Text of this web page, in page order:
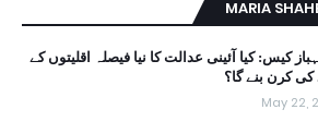
MARIA
کیس: کیا آئینی عدالت کا نیا فیصلہ اقلیتوں کے
کی کرن بنے گا؟
May 22,